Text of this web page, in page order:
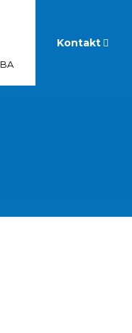
BA
Kontakt